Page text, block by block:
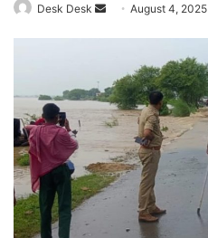
Desk Desk
SendAugust 4, 2025